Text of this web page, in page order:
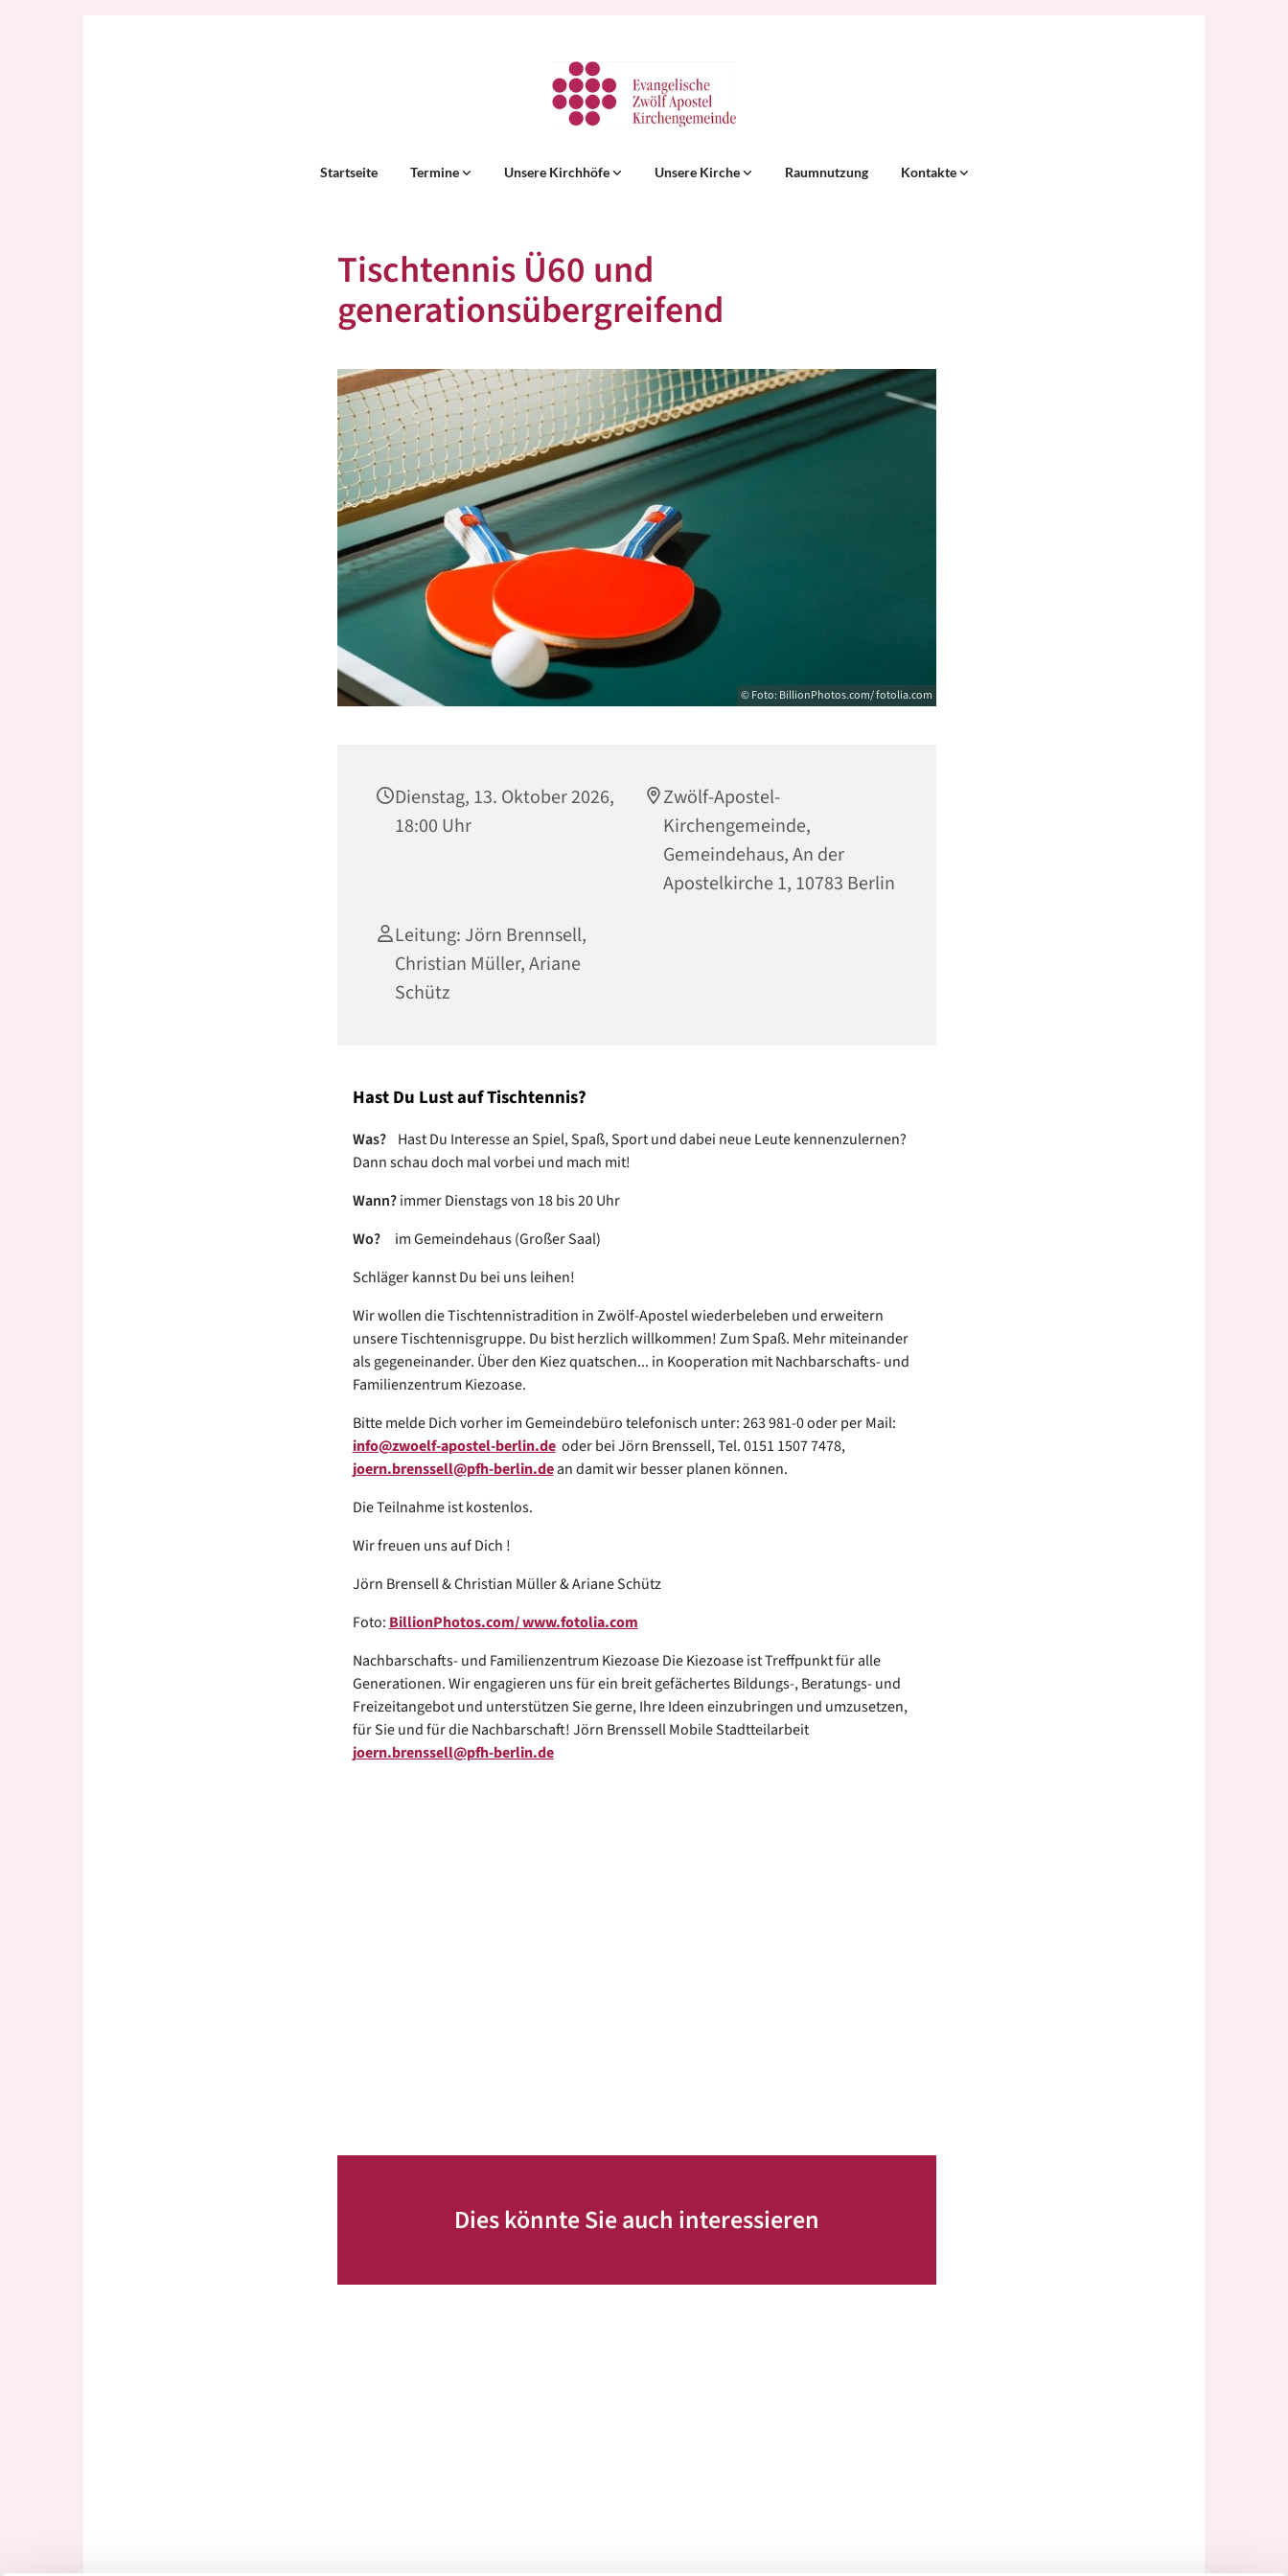
Startseite Termine Unsere Kirchhöfe Unsere Kirche Raumnutzung Kontakte
Tischtennis Ü60 und
generationsübergreifend
© Foto: BillionPhotos.com/ fotolia.com
Dienstag, 13. Oktober 2026,
18:00 Uhr
Zwölf-Apostel-
Kirchengemeinde,
Gemeindehaus, An der
Apostelkirche 1, 10783 Berlin
Leitung: Jörn Brennsell,
Christian Müller, Ariane
Schütz
Hast Du Lust auf Tischtennis?
Was? Hast Du Interesse an Spiel, Spaß, Sport und dabei neue Leute kennenzulernen?
Dann schau doch mal vorbei und mach mit!
Wann?immer Dienstags von 18 bis 20 Uhr
Wo?im Gemeindehaus (Großer Saal)
Schläger kannst Du bei uns leihen!
Wir wollen die Tischtennistradition in Zwölf-Apostel wiederbeleben und erweitern
unsere Tischtennisgruppe. Du bist herzlich willkommen! Zum Spaß. Mehr miteinander
als gegeneinander. Über den Kiez quatschen... in Kooperation mit Nachbarschafts- und
Familienzentrum Kiezoase.
Bitte melde Dich vorher im Gemeindebüro telefonisch unter: 263 981-0 oder per Mail:
info@zwoelf-apostel-berlin.deoder bei Jörn Brenssell, Tel. 0151 1507 7478,
joern.brenssell@pfh-berlin.dean damit wir besser planen können.
Die Teilnahme ist kostenlos.
Wir freuen uns auf Dich !
Jörn Brensell & Christian Müller & Ariane Schütz
Foto: BillionPhotos.com/www.fotolia.com
Nachbarschafts- und Familienzentrum Kiezoase Die Kiezoase ist Treffpunkt für alle
Generationen. Wir engagieren uns für ein breit gefächertes Bildungs-, Beratungs- und
Freizeitangebot und unterstützen Sie gerne, Ihre Ideen einzubringen und umzusetzen,
für Sie und für die Nachbarschaft! Jörn Brenssell Mobile Stadtteilarbeit
joern.brenssell@pfh-berlin.de
Dies könnte Sie auch interessieren